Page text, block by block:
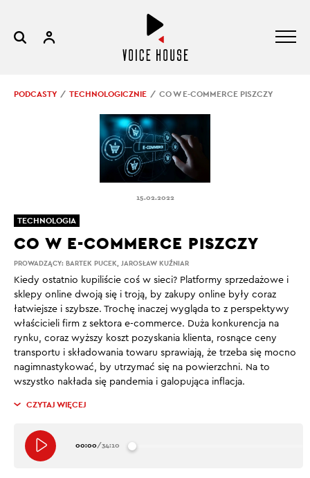
PODCASTY TECHNOLOGICZNIE CO W E-COMMERCE PISZCZY
15.02.2022
PROWADZĄCY: BARTEK PUCEK, JAROSŁAW KUŹNIAR
CO W E-COMMERCE PISZCZY
Kiedy ostatnio kupiliście coś w sieci? Platformy sprzedażowe i
sklepy online dwoją się i troją, by zakupy online były coraz
łatwiejsze i szybsze. Trochę inaczej wygląda to z perspektywy
właścicieli firm z sektora e-commerce. Duża konkurencja na
rynku, coraz wyższy koszt pozyskania klienta, rosnące ceny
transportu i składowania towaru sprawiają, że trzeba się mocno
nagimnastykować, by utrzymać się na powierzchni. Na to
wszystko nakłada się pandemia i galopująca inflacja.
CZYTAJ WIĘCEJ
00:00/34:10
TECHNOLOGIA